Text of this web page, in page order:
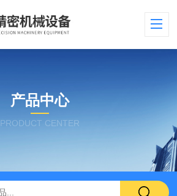
产品中心
PRODUCT CENTER